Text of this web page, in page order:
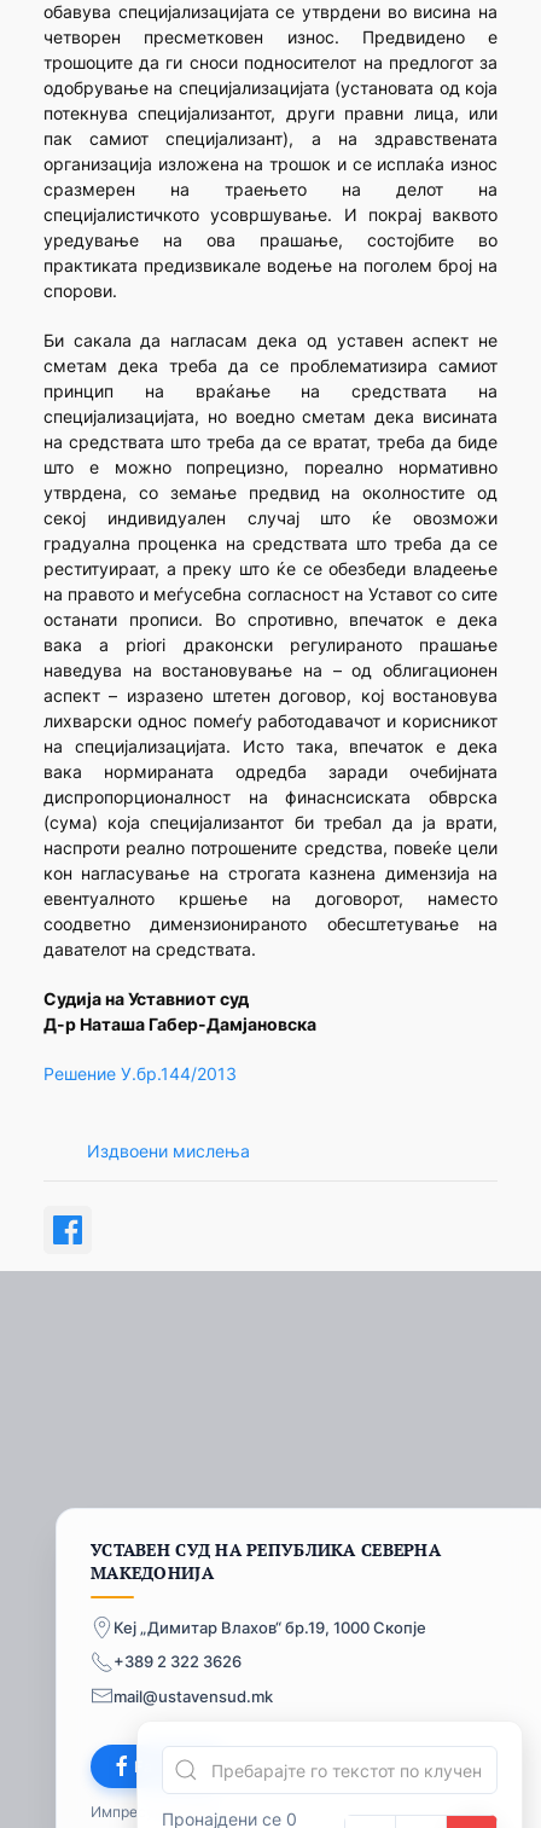
Пронајдени се 0
обавува специјализацијата се утврдени во висина на
четворен пресметковен износ. Предвидено е
трошоците да ги сноси подносителот на предлогот за
одобрување на специјализацијата (установата од која
потекнува специјализантот, други правни лица, или
пак самиот специјализант), а на здравствената
организација изложена на трошок и се исплаќа износ
сразмерен на траењето на делот на
специјалистичкото усовршување. И покрај ваквото
уредување на ова прашање, состојбите во
практиката предизвикале водење на поголем број на
спорови.
Би сакала да нагласам дека од уставен аспект не
сметам дека треба да се проблематизира самиот
принцип на враќање на средствата на
специјализацијата, но воедно сметам дека висината
на средствата што треба да се вратат, треба да биде
што е можно попрецизно, пореално нормативно
утврдена, со земање предвид на околностите од
секој индивидуален случај што ќе овозможи
градуална проценка на средствата што треба да се
реституираат, а преку што ќе се обезбеди владеење
на правото и меѓусебна согласност на Уставот со сите
останати прописи. Во спротивно, впечаток е дека
вака a priori драконски регулираното прашање
наведува на востановување на – од облигационен
аспект – изразено штетен договор, кој востановува
лихварски однос помеѓу работодавачот и корисникот
на специјализацијата. Исто така, впечаток е дека
вака нормираната одредба заради очебијната
диспропорционалност на финаснсиската обврска
(сума) која специјализантот би требал да ја врати,
наспроти реално потрошените средства, повеќе цели
кон нагласување на строгата казнена димензија на
евентуалното кршење на договорот, наместо
соодветно димензионираното обесштетување на
давателот на средствата.
Судија на Уставниот суд
Д-р Наташа Габер-Дамјановска
Решение У.бр.144/2013
Издвоени мислења
УСТАВЕН СУД НА РЕПУБЛИКА СЕВЕРНА
МАКЕДОНИЈА
Кеј „Димитар Влахов“ бр.19, 1000 Скопје
+389 2 322 3626
mail@ustavensud.mk
Facebook
Импресум© 2026